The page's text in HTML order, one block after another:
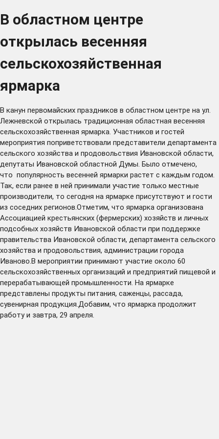
В областном центре
открылась весенняя
сельскохозяйственная
ярмарка
В канун первомайских праздников в областном центре на ул.
Лежневской открылась традиционная областная весенняя
сельскохозяйственная ярмарка. Участников и гостей
мероприятия поприветствовали представители департамента
сельского хозяйства и продовольствия Ивановской области,
депутаты Ивановской областной Думы. Было отмечено,
что популярность весенней ярмарки растет с каждым годом.
Так, если ранее в ней принимали участие только местные
производители, то сегодня на ярмарке присутствуют и гости
из соседних регионов.Отметим, что ярмарка организована
Ассоциацией крестьянских (фермерских) хозяйств и личных
подсобных хозяйств Ивановской области при поддержке
правительства Ивановской области, департамента сельского
хозяйства и продовольствия, администрации города
Иваново.В мероприятии принимают участие около 60
сельскохозяйственных организаций и предприятий пищевой и
перерабатывающей промышленности. На ярмарке
представлены продукты питания, саженцы, рассада,
сувенирная продукция.Добавим, что ярмарка продолжит
работу и завтра, 29 апреля.